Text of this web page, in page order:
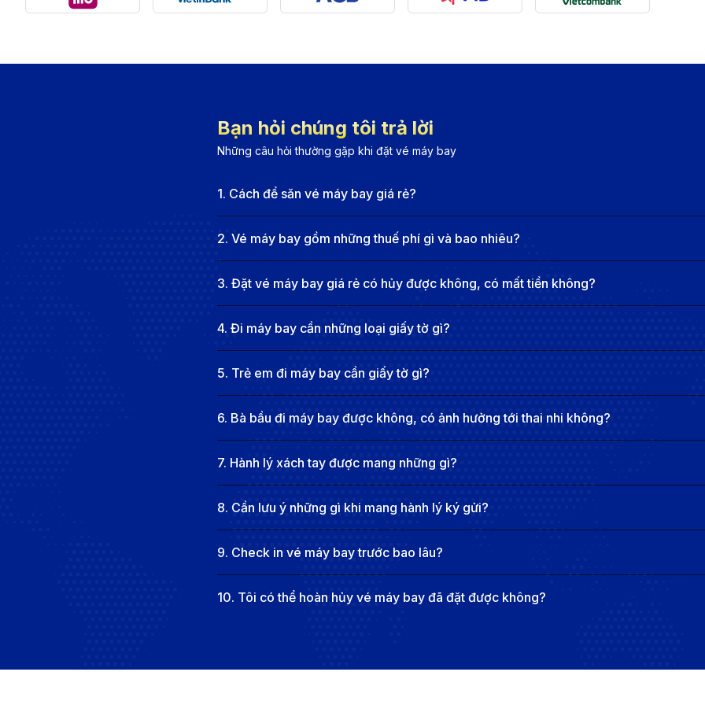
Các hãng hàng không khai thác chặng từ Đà Nẵng đi Cambridge
Quá cảnh tại Doha, sau đó nối chuyến đến London rồi di chuyển đến Cambridge. Hãng này
rộng rãi, mang đến trải nghiệm bay thoải mái.
Bay từ Đà Nẵng qua Dubai trước khi đến London, sau đó di chuyển đến Cambridge. Với hệ thống
chọn yêu thích của nhiều hành khách quốc tế.
Quá cảnh tại London, có các chuyến bay nội địa đến Cambridge. Hãng hàng không này
muốn bay thẳng đến Anh mà không cần quá cảnh tại nước khác.
Quá cảnh tại Amsterdam, phù hợp với hành khách bay đến Anh. KLM có lịch
Quá cảnh tại Hà Nội hoặc TP. HCM trước khi nối chuyến đến châu Âu. Là hãng hàng
phong cách phục vụ chuyên nghiệp và ẩm thực đậm chất Việt Nam.
Giá vé máy bay từ Đà Nẵng đi Cambridge
Hạng phổ thông: 18 - 25 triệu VND (khứ hồi), hạng thương gia: 40 - 60 triệu VND (khứ
Hạng phổ thông: 25 - 35 triệu VND, hạng thương gia: 70 - 90 triệu VND.
Đặt sớm (trước 2-3 tháng) giúp tiết kiệm chi phí hơn so với đặt sát ngày bay.
Các hãng bay như Singapore Airlines, Qatar Airways, Emirates thường có giá cao hơn so
Chuyến bay có 1 điểm quá cảnh (thường qua Doha, Dubai, Istanbul) sẽ có giá cao hơn so
Bay vào giữa tuần thường rẻ hơn so với cuối tuần.
Cách săn vé máy bay từ Đà Nẵng đi Cambridge giá rẻ
điểm.
Bạn hỏi chúng tôi trả lời
Những câu hỏi thường gặp khi đặt vé máy bay
1. Cách để săn vé máy bay giá rẻ?
2. Vé máy bay gồm những thuế phí gì và bao nhiêu?
3. Đặt vé máy bay giá rẻ có hủy được không, có mất tiền không?
4. Đi máy bay cần những loại giấy tờ gì?
5. Trẻ em đi máy bay cần giấy tờ gì?
6. Bà bầu đi máy bay được không, có ảnh hưởng tới thai nhi không?
7. Hành lý xách tay được mang những gì?
8. Cần lưu ý những gì khi mang hành lý ký gửi?
9. Check in vé máy bay trước bao lâu?
10. Tôi có thể hoàn hủy vé máy bay đã đặt được không?